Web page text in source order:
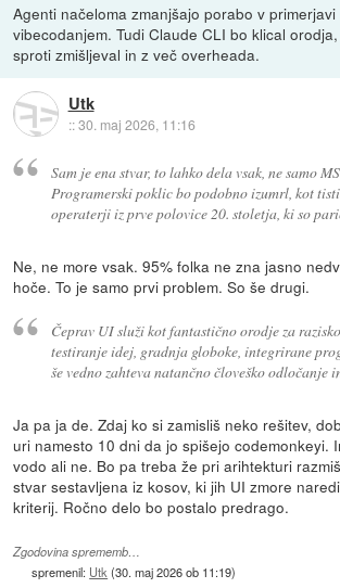
Agenti načeloma zmanjšajo porabo v primerjavi
vibecodanjem. Tudi Claude CLI bo klical
sproti zmišljeval in z več overheada.
Utk
::30. maj 2026, 11:16
Sam je ena stvar, to lahko dela vsak, ne samo
Programerski poklic bo podobno izumrl, kot
operaterji iz prve polovice 20. stoletja, ki so
Ne, ne more vsak. 95% folka ne zna jasno
hoče. To je samo prvi problem. So še drugi.
Čeprav UI služi kot fantastično orodje za
testiranje idej, gradnja globoke, integrirane
še vedno zahteva natančno človeško odločanje
Ja pa ja de. Zdaj ko si zamisliš neko rešitev,
uri namesto 10 dni da jo spišejo codemonkeyi.
vodo ali ne. Bo pa treba že pri arihtekturi
stvar sestavljena iz kosov, ki jih UI zmore
kriterij. Ročno delo bo postalo predrago.
Zgodovina sprememb…
spremenil: Utk(30. maj 2026 ob 11:19)